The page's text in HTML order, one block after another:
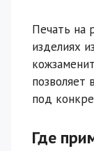
Печать на
изделиях
позволяет
под
Где